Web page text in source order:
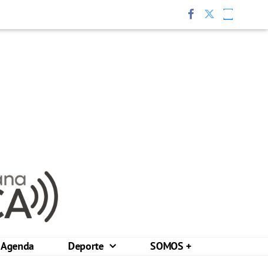
Agenda Deporte SOMOS +